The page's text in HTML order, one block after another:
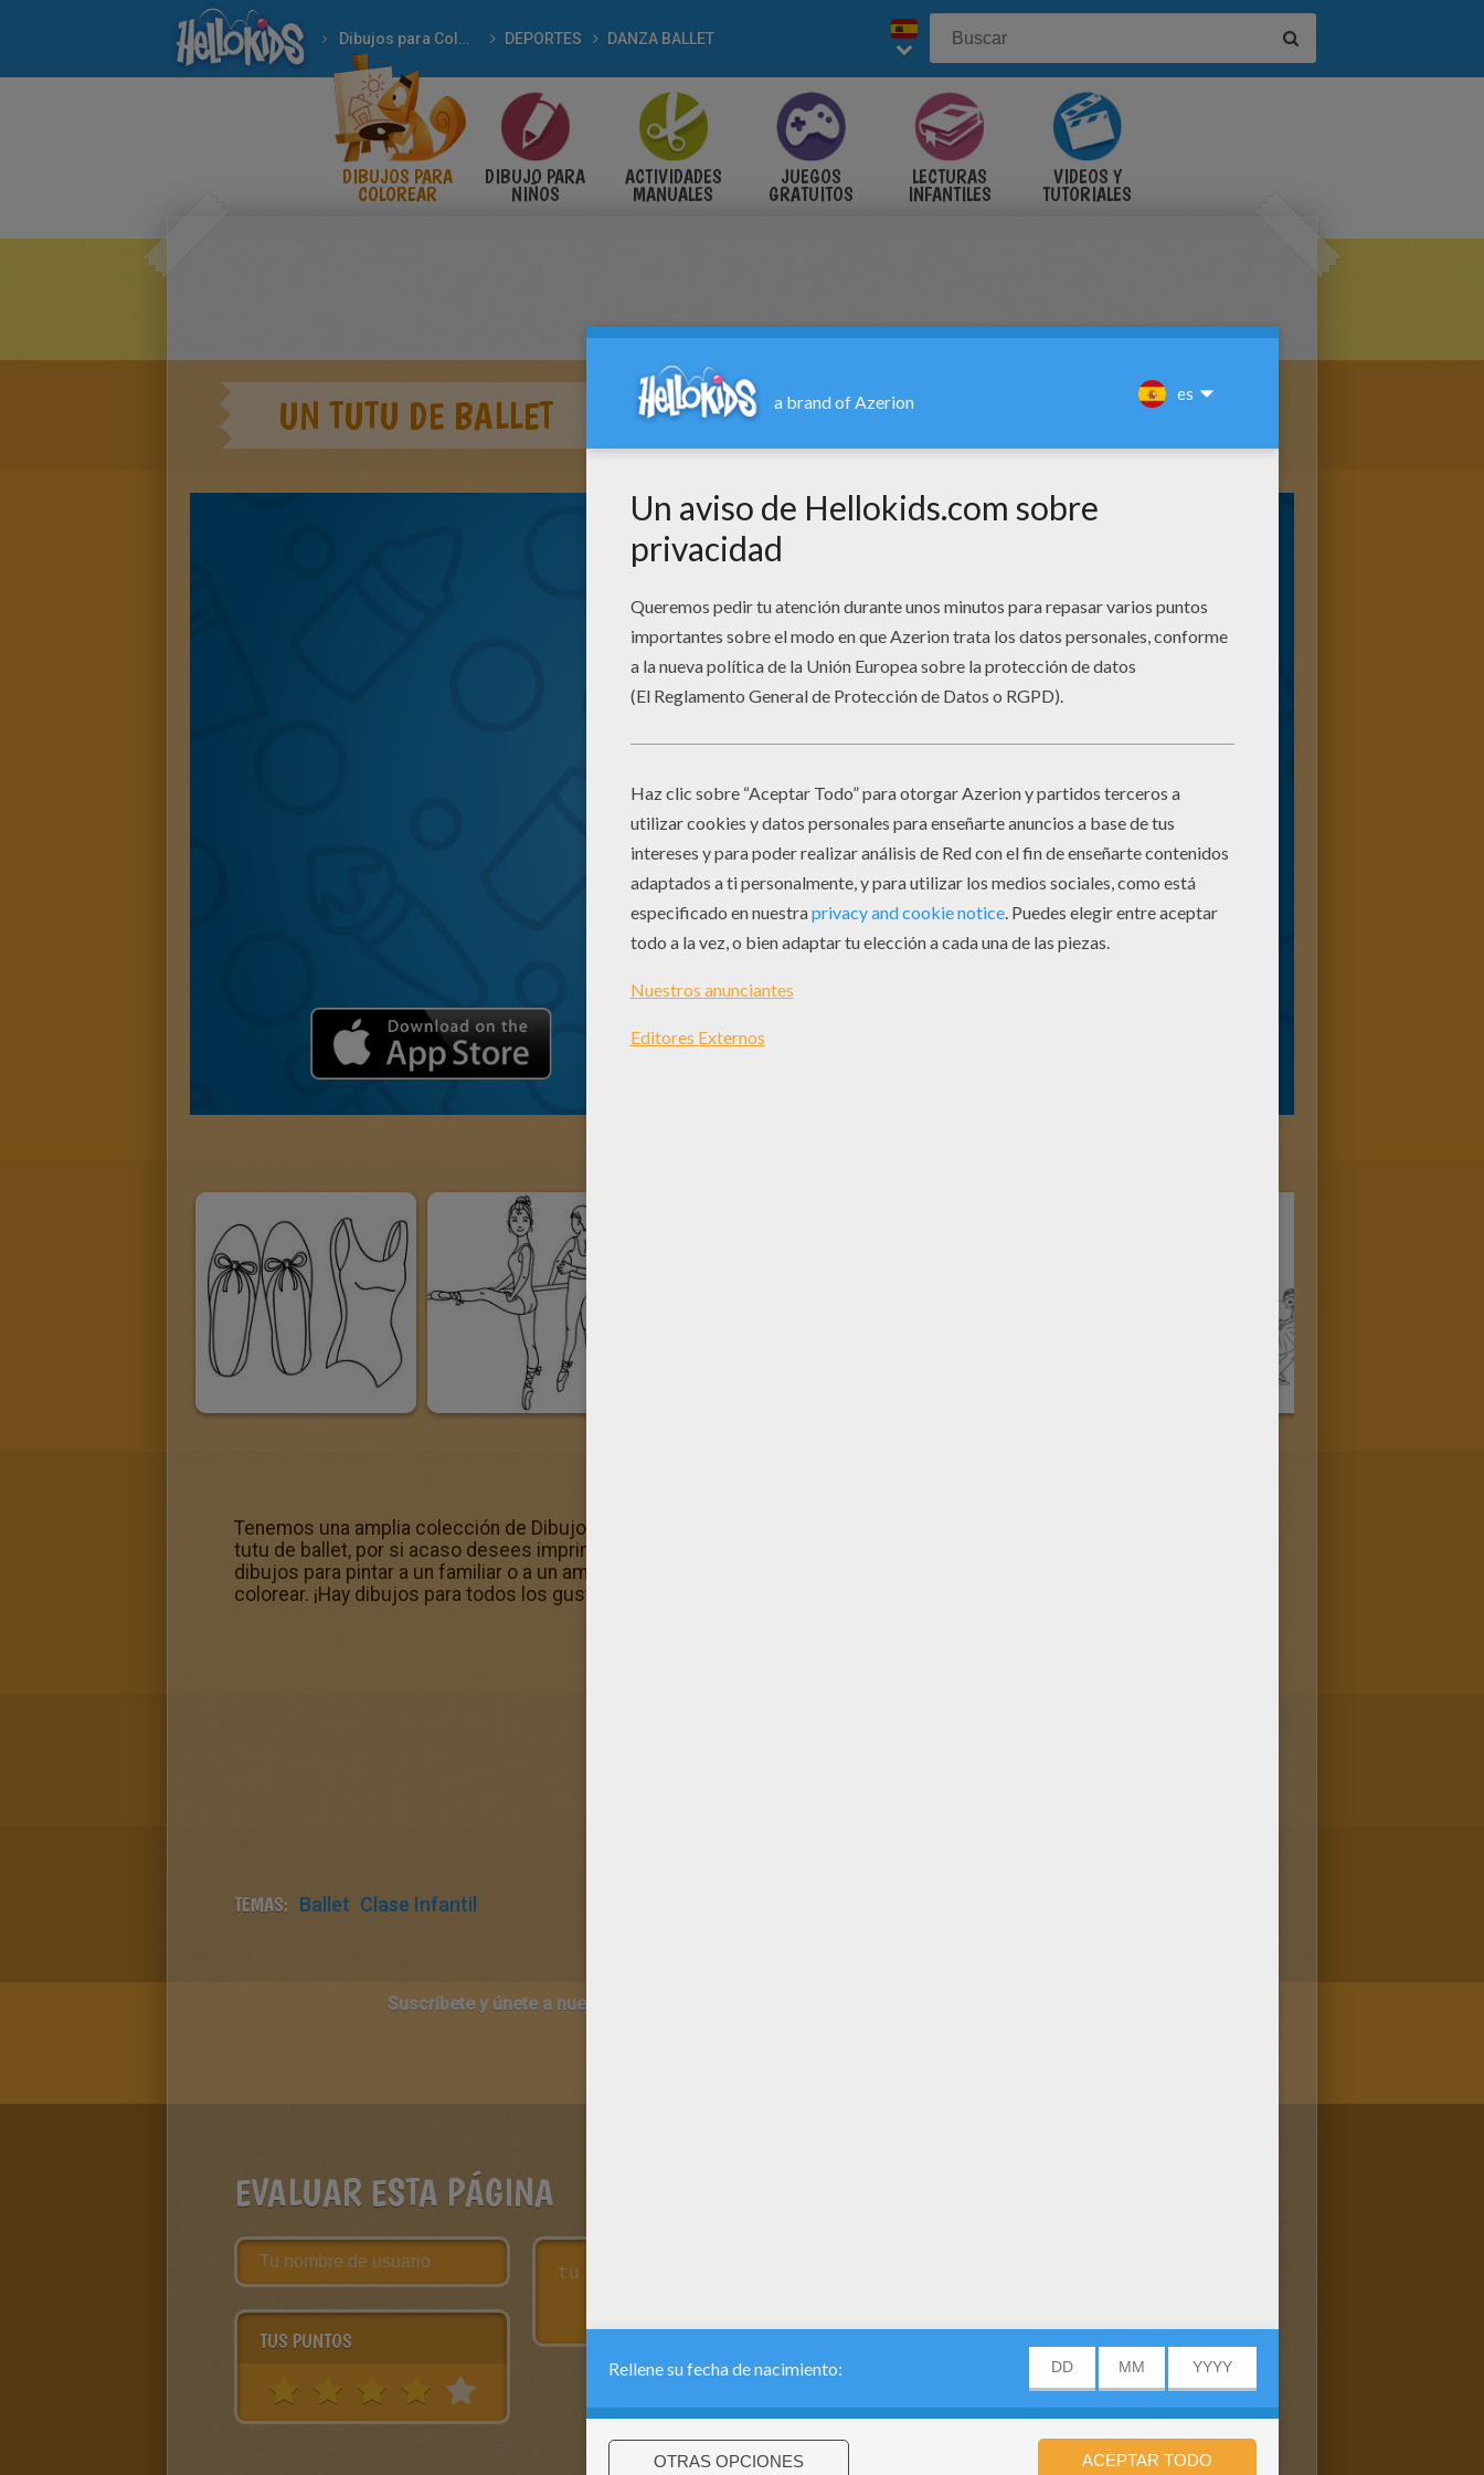
Dibujos para Colorear DEPORTES DANZA BALLET
DIBUJOS PARA
COLOREAR
DIBUJO PARA
NIÑOS
ACTIVIDADES
MANUALES
JUEGOS
GRATUITOS
LECTURAS
INFANTILES
VIDEOS Y
TUTORIALES
UN TUTU DE BALLET
Tenemos una amplia colección de Dibujos de DANZA BALLET para colorear con el mismo tema que este diseño de un
tutu de ballet, por si acaso desees imprimir más dibujos. ¿Quieres ofrecer un dibujo de un tutu de ballet de la sección
dibujos para pintar a un familiar o a un amigo? Selecciona tu modelo en este canal Dibujos de DANZA BALLET para
colorear. ¡Hay dibujos para todos los gustos!
TEMAS: Ballet Clase Infantil
Suscríbete y únete a nuestro canal de vídeos para niños en Youtube:
EVALUAR ESTA PÁGINA
TUS PUNTOS